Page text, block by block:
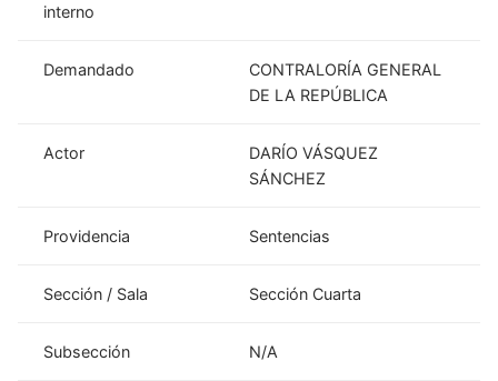
interno
Demandado
CONTRALORÍA GENERAL
DE LA REPÚBLICA
Actor
DARÍO VÁSQUEZ
SÁNCHEZ
Providencia Sentencias
Sección / Sala Sección Cuarta
Subsección N/A